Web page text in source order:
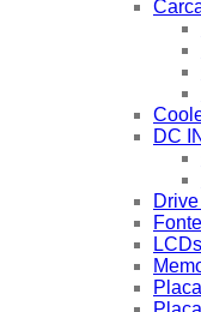
DC
LCDs